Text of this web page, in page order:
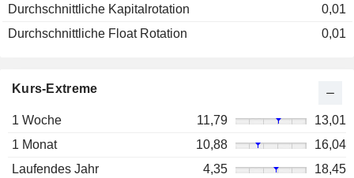
Durchschnittliche Kapitalrotation
0,01
Durchschnittliche Float Rotation
0,01
Kurs-Extreme
1 Woche 11,79
13,01
1 Monat
10,88
16,04
Laufendes Jahr
4,35
18,45